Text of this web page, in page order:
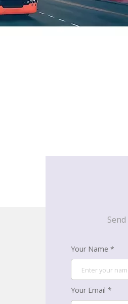
Your Name *
Your Email *